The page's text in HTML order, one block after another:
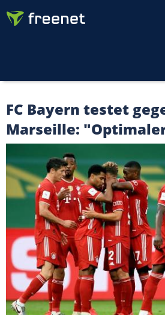
FC Bayern testet
Marseille: